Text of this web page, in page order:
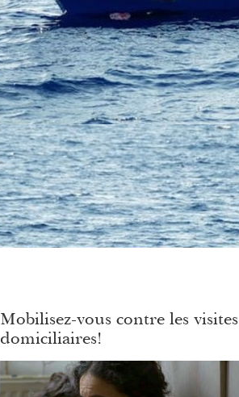
Mobilisez-vous contre les visites
domiciliaires!